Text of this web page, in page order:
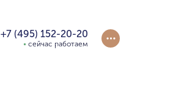
+7 (495) 152-20-20
сейчас работаем